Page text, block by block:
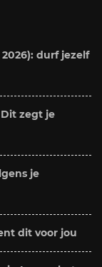
durf jezelf
zegt je
je
dit voor jou